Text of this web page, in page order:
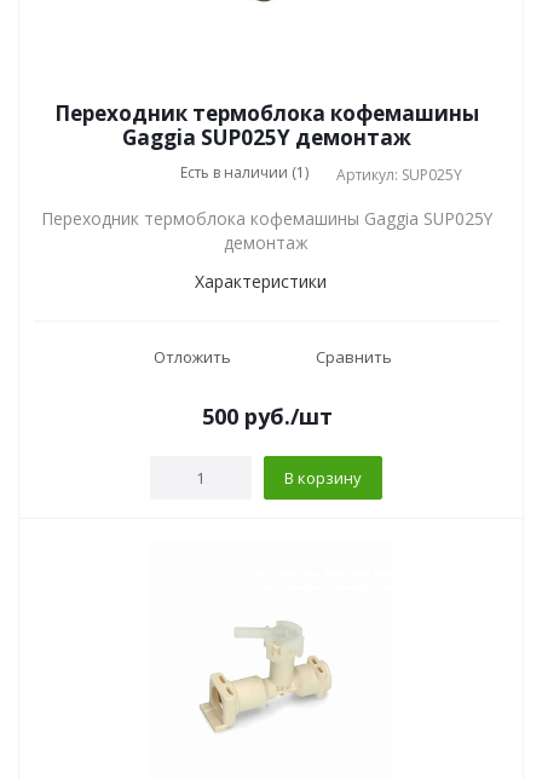
Переходник термоблока кофемашины
Gaggia SUP025Y демонтаж
Есть в наличии (1) Артикул: SUP025Y
Переходник термоблока кофемашины Gaggia SUP025Y
демонтаж
Характеристики
Отложить Сравнить
500руб./шт
В корзину